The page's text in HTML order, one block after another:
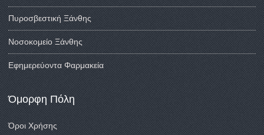
Πυροσβεστική Ξάνθης
Νοσοκομείο Ξάνθης
Εφημερεύοντα Φαρμακεία
Όμορφη Πόλη
Όροι Χρήσης